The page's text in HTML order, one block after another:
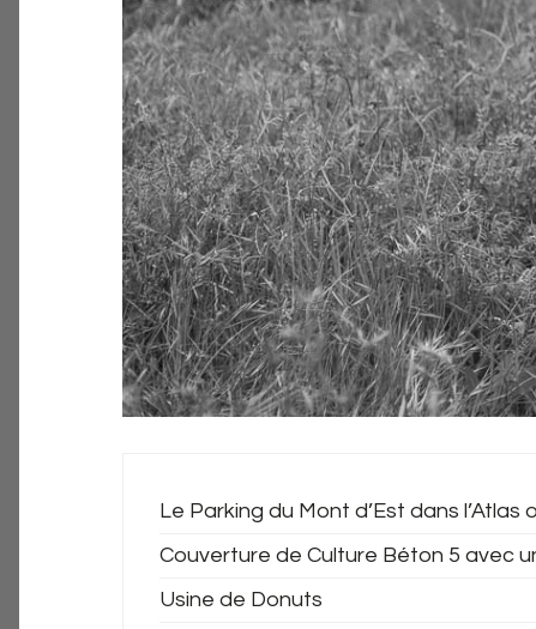
Le Parking du Mont d’Est dans
Couverture de Culture Béton 5 avec
Usine de Donuts